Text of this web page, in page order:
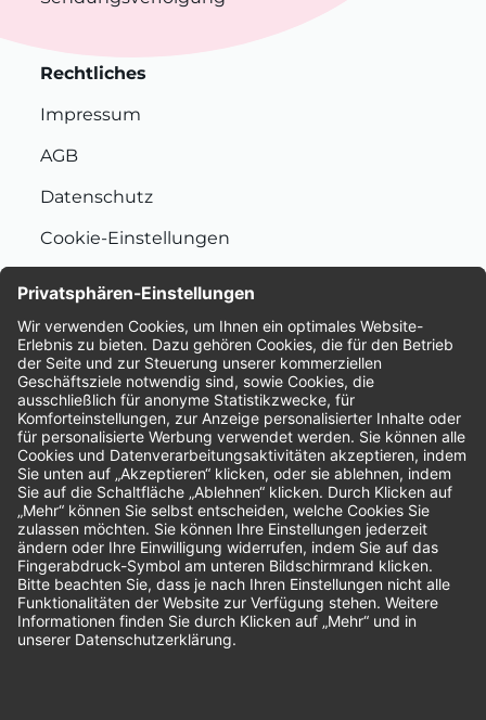
Rechtliches
Impressum
AGB
Datenschutz
Cookie-Einstellungen
Bewertungen